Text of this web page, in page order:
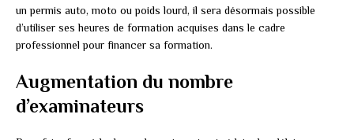
un permis auto, moto ou poids lourd, il sera désormais possible
d’utiliser ses heures de formation acquises dans le cadre
professionnel pour financer sa formation.
Augmentation du nombre
d’examinateurs